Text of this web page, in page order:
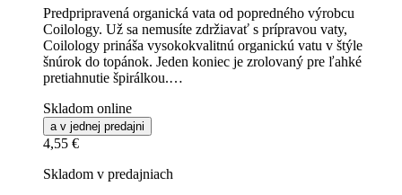
Predpripravená organická vata od popredného výrobcu
Coilology. Už sa nemusíte zdržiavať s prípravou vaty,
Coilology prináša vysokokvalitnú organickú vatu v štýle
šnúrok do topánok. Jeden koniec je zrolovaný pre ľahké
pretiahnutie špirálkou.…
Skladom online
a v jednej predajni
4,55 €
Skladom v predajniach